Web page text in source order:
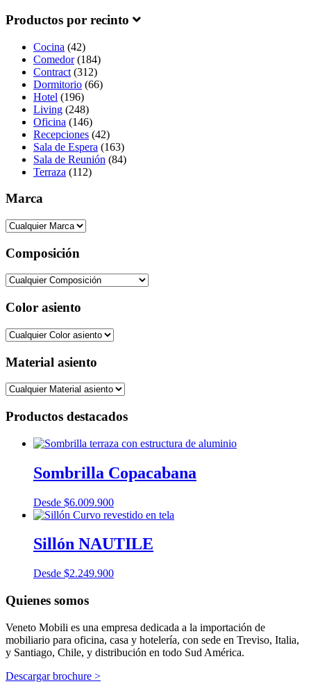
Productos por recinto
Cocina (42)
Comedor(184)
Contract (312)
Dormitorio (66)
Hotel (196)
Living (248)
Oficina (146)
Recepciones (42)
Sala de Espera (163)
Sala de Reunión (84)
Terraza (112)
Marca
Composición
Color asiento
Material asiento
Productos destacados
Sombrilla Copacabana
Desde $6.009.900
Sillón NAUTILE
Desde $2.249.900
Quienes somos
Veneto Mobili es una empresa dedicada a la importación de
mobiliario para oficina, casa y hotelería, con sede en Treviso, Italia,
y Santiago, Chile, y distribución en todo Sud América.
Descargar brochure >